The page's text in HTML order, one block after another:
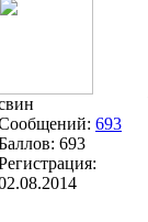
693
693